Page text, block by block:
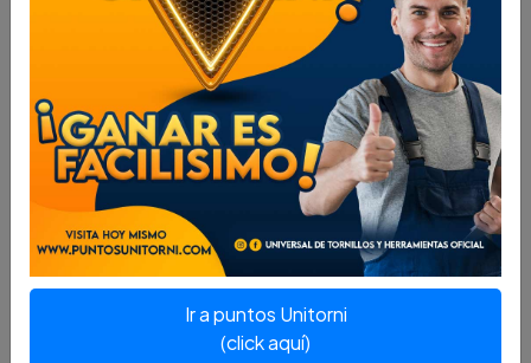
DISCO DIAMANTADO
SEGMENTADO BOSCH ECO 4 1/2"
DESCRIPCIÓN
Descripción
DISCO DIAMANTADO SEGMENTADO BOSCH ECO 4
1/2"
UTH 55900401
CARACTERÍSTICASIr a puntos Unitorni
(click aquí)